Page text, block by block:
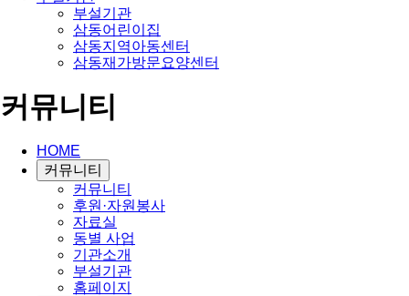
부설기관
삼동어린이집
삼동지역아동센터
삼동재가방문요양센터
커뮤니티
HOME
커뮤니티
커뮤니티
후원·자원봉사
자료실
동별 사업
기관소개
부설기관
홈페이지